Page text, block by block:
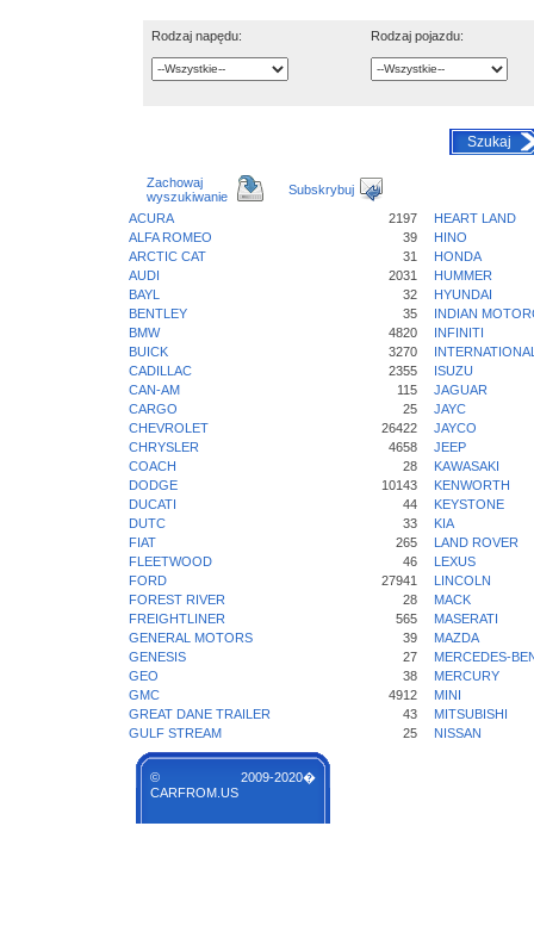
Rodzaj napędu: Rodzaj pojazdu:
Szukaj
Zachowaj
wyszukiwanie
Subskrybuj
ACURA
2197
HEART LAND
ALFA ROMEO
39
HINO
ARCTIC CAT
31
HONDA
AUDI
2031
HUMMER
BAYL
32
HYUNDAI
BENTLEY
35
INDIAN
BMW
4820
INFINITI
BUICK
3270
CADILLAC
2355
ISUZU
CAN-AM
115
JAGUAR
CARGO
25
JAYC
CHEVROLET
26422
JAYCO
CHRYSLER
4658
JEEP
COACH
28
KAWASAKI
DODGE
10143
KENWORTH
DUCATI
44
KEYSTONE
DUTC
33
KIA
FIAT
265
LAND ROVER
FLEETWOOD
46
LEXUS
FORD
27941
LINCOLN
FOREST RIVER
28
MACK
FREIGHTLINER
565
MASERATI
GENERAL MOTORS
39
MAZDA
GENESIS
27
MERCEDES-
GEO
38
MERCURY
GMC
4912
MINI
GREAT DANE TRAILER
43
MITSUBISHI
GULF STREAM
25 NISSAN
© 2009-2020�
CARFROM.US